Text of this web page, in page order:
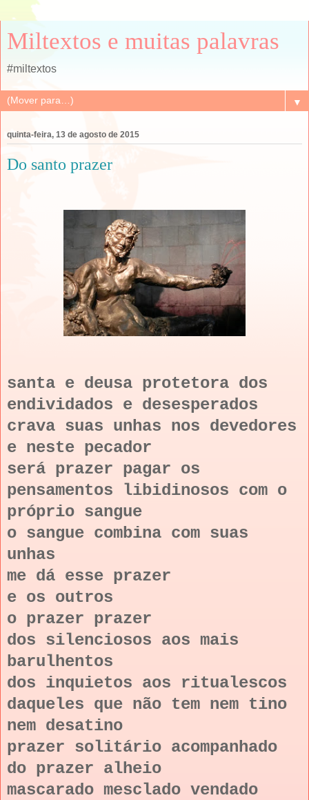
Miltextos e muitas palavras
#miltextos
▼
quinta-feira, 13 de agosto de 2015
Do santo prazer
santa e deusa protetora dos
endividados e desesperados
crava suas unhas nos devedores
e neste pecador
será prazer pagar os
pensamentos libidinosos com o
próprio sangue
o sangue combina com suas
unhas
me dá esse prazer
e os outros
o prazer prazer
dos silenciosos aos mais
barulhentos
dos inquietos aos ritualescos
daqueles que não tem nem tino
nem desatino
prazer solitário acompanhado
do prazer alheio
mascarado mesclado vendado